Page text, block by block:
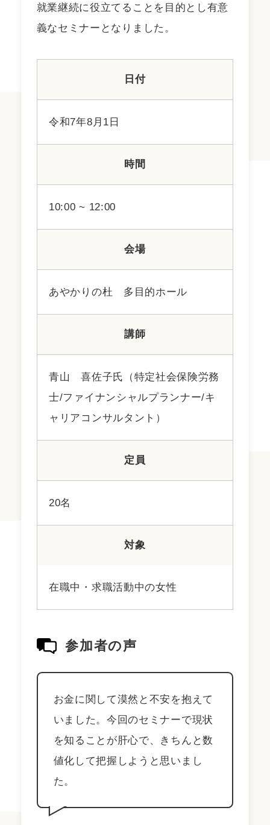
就業継続に役立てることを目的とし有意
義なセミナーとなりました。
日付
令和7年8月1日
時間
10:00 ~ 12:00
会場
あやかりの杜 多目的ホール
講師
青山 喜佐子氏（特定社会保険労務
士/ファイナンシャルプランナー/キ
ャリアコンサルタント）
定員
20名
対象
在職中・求職活動中の女性
参加者の声
お金に関して漠然と不安を抱えて
いました。今回のセミナーで現状
を知ることが肝心で、きちんと数
値化して把握しようと思いまし
た。